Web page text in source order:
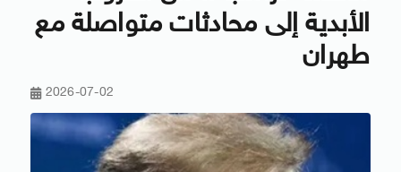
الأبدية إلى محادثات متواصلة مع
طهران
2026-07-02